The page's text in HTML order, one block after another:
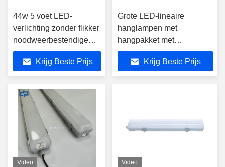
44w 5 voet LED-
verlichting zonder flikker
noodweerbestendige
lampen met sensor
Krijg Beste Prijs
Grote LED-lineaire
hanglampen met
hangpakket met
ophanging 110-140lm/w
3000K
Krijg Beste Prijs
Video Video